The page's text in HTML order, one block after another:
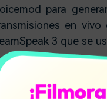
para
en
3 que se
desea sonar
de que